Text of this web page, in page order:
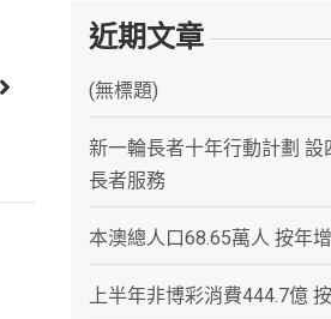
近期文章
(無標題)
新一輪長者十年行動計劃 設
長者服務
本澳總人口68.65萬人 按年
上半年非博彩消費444.7億